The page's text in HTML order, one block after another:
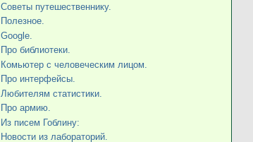
Советы путешественнику.
Полезное.
Google.
Про библиотеки.
Комьютер с человеческим лицом.
Про интерфейсы.
Любителям статистики.
Про армию.
Из писем Гоблину:
Новости из лабораторий.